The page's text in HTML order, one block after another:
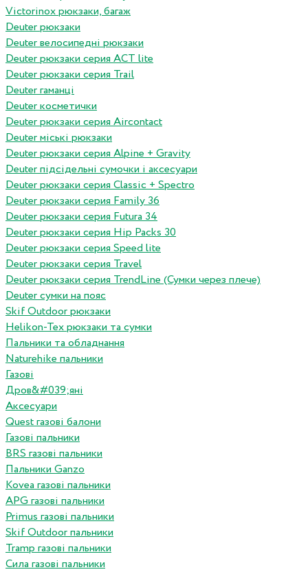
Victorinox рюкзаки, багаж
Deuter рюкзаки
Deuter велосипедні рюкзаки
Deuter рюкзаки серия ACT lite
Deuter рюкзаки серия Trail
Deuter гаманці
Deuter косметички
Deuter рюкзаки серия Aircontact
Deuter міські рюкзаки
Deuter рюкзаки серия Alpine + Gravity
Deuter підсідельні сумочки і аксесуари
Deuter рюкзаки серия Classic + Spectro
Deuter рюкзаки серия Family 36
Deuter рюкзаки серия Futura 34
Deuter рюкзаки серия Hip Packs 30
Deuter рюкзаки серия Speed lite
Deuter рюкзаки серия Travel
Deuter рюкзаки серия TrendLine (Сумки через плече)
Deuter сумки на пояс
Skif Outdoor рюкзаки
Helikon-Tex рюкзаки та сумки
Пальники та обладнання
Naturehike пальники
Газові
Дров&#039;яні
Аксесуари
Quest газові балони
Газові пальники
BRS газові пальники
Пальники Ganzo
Kovea газові пальники
APG газові пальники
Primus газові пальники
Skif Outdoor пальники
Tramp газові пальники
Сила газові пальники